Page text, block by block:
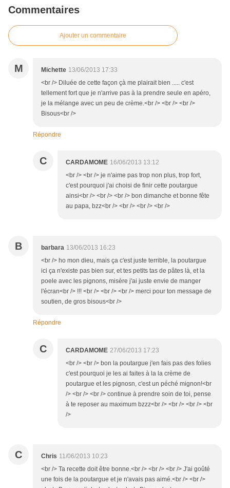
Commentaires
Ajouter un commentaire
M Michette 13/06/2013 17:33
<br /> Diluée de cette façon çà me plairait bien ..... c'est
tellement fort que je n'arrive pas à la prendre seule en apéro,
je la mélange avec un peu de crème.<br /> <br /> <br />
Bisous<br />
Répondre
C CARDAMOME 16/06/2013 13:12
<br /> <br /> je n'aime pas trop non plus, trop fort,
c'est pourquoi j'ai choisi de finir cette poutargue
ainsi<br /> <br /> <br /> bon dimanche et bonne fête
au papa, bzz<br /> <br /> <br /> <br />
B barbara 13/06/2013 16:23
<br /> ho mon dieu, mais ça c'est juste terrible, la poutargue
ici ça n'existe pas bien sur, et tes petits tas de pâtes là, et la
poele avec les pignons, misère j'ai juste envie de manger
l'écran<br /> !!! <br /> <br /> <br /> merci pour ton message de
soutien, de gros bisous<br />
Répondre
C CARDAMOME 27/06/2013 17:23
<br /> <br /> bon la poutargue j'en fais pas des folies
c'est pourquoi je les ai faites à la la crème de
poutargue et les pignosn, c'est un péché mignon!<br
/> <br /> <br /> continue à prendre soin de toi, pense
à te reposer au maximum bzzz<br /> <br /> <br /> <br
/>
C Chris 11/06/2013 10:23
<br /> Ta recette doit être bonne.<br /> <br /> <br /> J'ai goûté
une fois de la poutargue et je n'avais pas aimé.<br /> <br />